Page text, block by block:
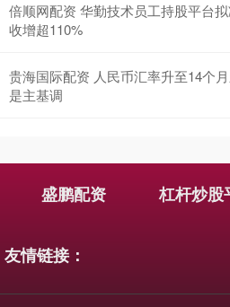
倍顺网配资 华勤技术员工持股平台
收增超110%
贵海国际配资 人民币汇率升至14个
是主基调
盛鹏配资 杠杆炒股
友情链接：